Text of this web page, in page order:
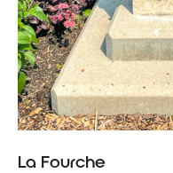
La Fourche